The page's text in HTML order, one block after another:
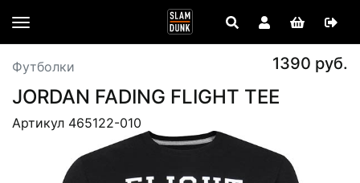
Футболки 1390 руб.
JORDAN FADING FLIGHT TEE
Артикул 465122-010